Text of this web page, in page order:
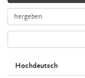
Hochdeutsch